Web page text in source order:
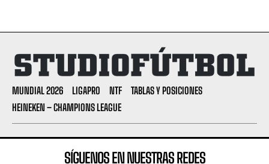
MUNDIAL 2026 LIGAPRO NTF
TABLAS Y POSICIONES
HEINEKEN – CHAMPIONS LEAGUE
SÍGUENOS EN NUESTRAS REDES